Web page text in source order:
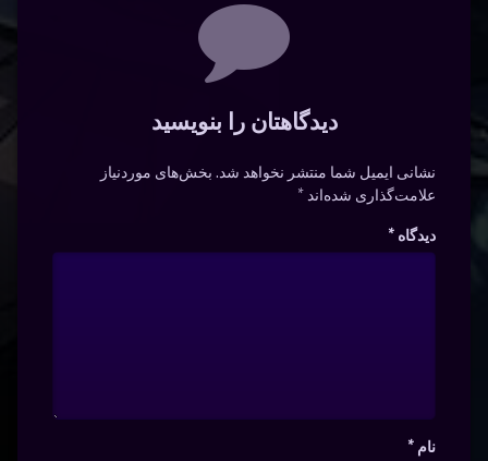
دیدگاهتان را بنویسید
نشانی ایمیل شما منتشر نخواهد شد. بخش‌های موردنیاز
علامت‌گذاری شده‌اند*
دیدگاه *
نام *